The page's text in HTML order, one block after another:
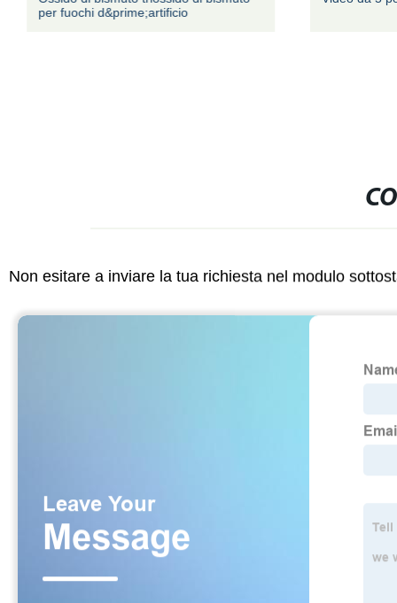
per fuochi d&prime;artificio
Non esitare a inviare la tua richiesta nel modulo